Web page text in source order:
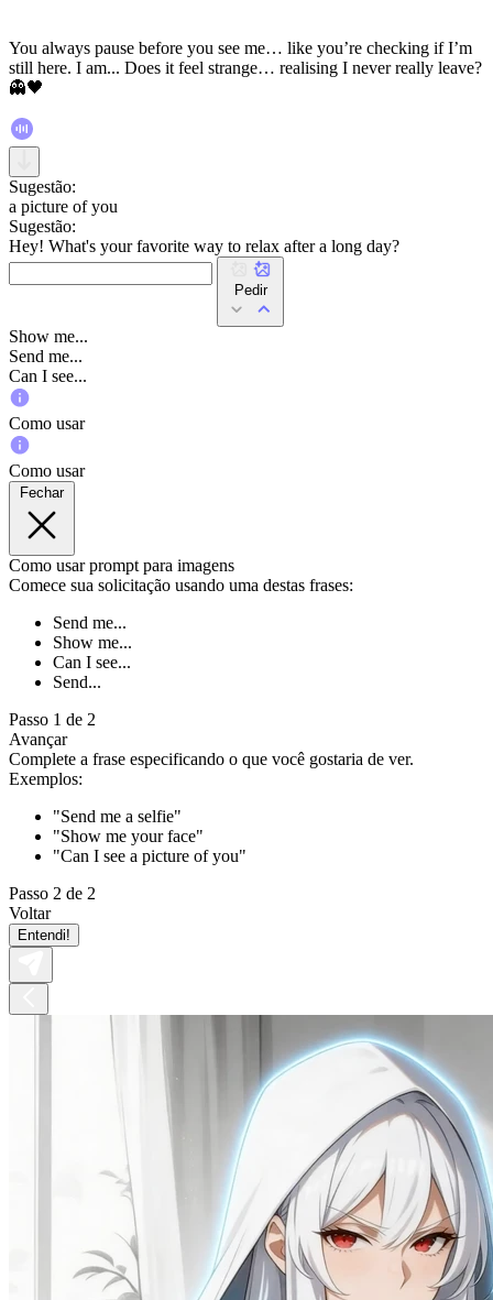
You always pause before you see me… like you’re checking if I’m
still here. I am... Does it feel strange… realising I never really leave?
👻🖤
Sugestão:
a picture of you
Sugestão:
Hey! What's your favorite way to relax after a long day?
Pedir
Show me...
Send me...
Can I see...
Como usar
Como usar
Fechar
Como usar prompt para imagens
Comece sua solicitação usando uma destas frases:
Send me...
Show me...
Can I see...
Send...
Passo 1 de 2
Avançar
Complete a frase especificando o que você gostaria de ver.
Exemplos:
"Send me a selfie"
"Show me your face"
"Can I see a picture of you"
Passo 2 de 2
Voltar
Entendi!